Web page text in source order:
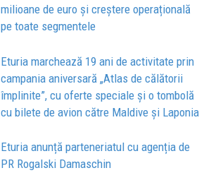
milioane de euro și creștere operațională
pe toate segmentele
Eturia marchează 19 ani de activitate prin
campania aniversară „Atlas de călătorii
împlinite”, cu oferte speciale și o tombolă
cu bilete de avion către Maldive şi Laponia
Eturia anunță parteneriatul cu agenția de
PR Rogalski Damaschin